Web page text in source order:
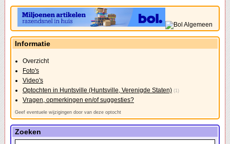
Informatie
Overzicht
Foto's
Video's
Optochten in Huntsville (Huntsville, Verenigde Staten) (1)
Vragen, opmerkingen en/of suggesties?
Geef eventuele wijzigingen door van deze optocht
Zoeken